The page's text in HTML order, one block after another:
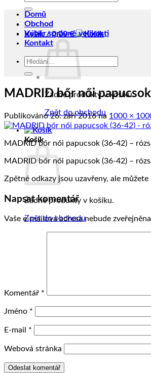
Košík /0,00€
Žádné produkty v košíku.
Zpět do obchodu
Košík
Žádné produkty v košíku.
Zpět do obchodu
Domů
Obchod
Výběr správné velikosti
Kontakt
Hledat:
MADRID bőr női
Publikováno26. září 2016na 1000 ×
MADRID bőr női papucsok (36-42) –
MADRID bőr női papucsok (36-42) –
Zpětné odkazy jsou uzavřeny, ale můžete
Napsat komentář
Vaše e-mailová adresa nebude
Komentář *
Jméno *
E-mail *
Webová stránka